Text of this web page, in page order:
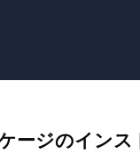
ージのインス